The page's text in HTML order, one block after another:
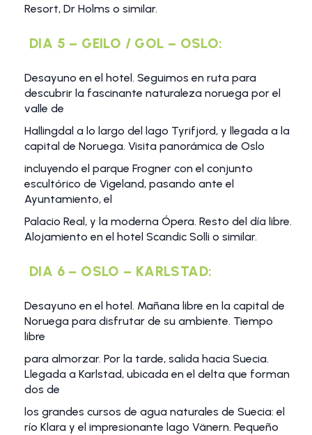
Resort, Dr Holms o similar.
DIA 5 – GEILO / GOL – OSLO:
Desayuno en el hotel. Seguimos en ruta para
descubrir la fascinante naturaleza noruega por el
valle de
Hallingdal a lo largo del lago Tyrifjord, y llegada a la
capital de Noruega. Visita panorámica de Oslo
incluyendo el parque Frogner con el conjunto
escultórico de Vigeland, pasando ante el
Ayuntamiento, el
Palacio Real, y la moderna Ópera. Resto del día libre.
Alojamiento en el hotel Scandic Solli o similar.
DIA 6 – OSLO – KARLSTAD:
Desayuno en el hotel. Mañana libre en la capital de
Noruega para disfrutar de su ambiente. Tiempo
libre
para almorzar. Por la tarde, salida hacia Suecia.
Llegada a Karlstad, ubicada en el delta que forman
dos de
los grandes cursos de agua naturales de Suecia: el
río Klara y el impresionante lago Vänern. Pequeño